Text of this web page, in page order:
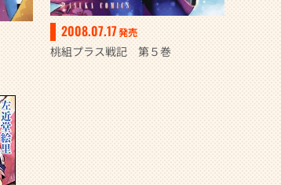
2008.07.17発売
桃組プラス戦記 第５巻